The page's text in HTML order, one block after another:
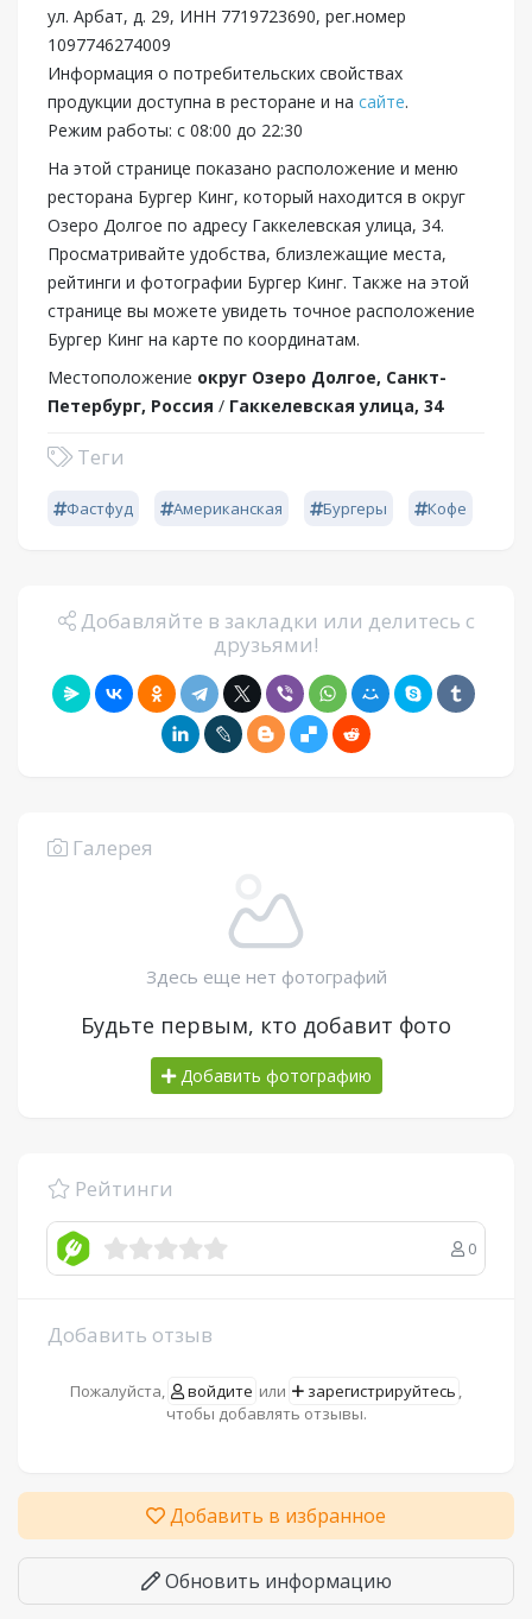
ул. Арбат, д. 29, ИНН 7719723690, рег.номер
1097746274009
Информация о потребительских свойствах
продукции доступна в ресторане и на сайте.
Режим работы: с 08:00 до 22:30
На этой странице показано расположение и меню
ресторана Бургер Кинг, который находится в округ
Озеро Долгое по адресу Гаккелевская улица, 34.
Просматривайте удобства, близлежащие места,
рейтинги и фотографии Бургер Кинг. Также на этой
странице вы можете увидеть точное расположение
Бургер Кинг на карте по координатам.
Местоположение округ Озеро Долгое, Санкт-
Петербург, Россия / Гаккелевская улица, 34
Теги
Фастфуд Американская Бургеры Кофе
Добавляйте в закладки или делитесь с
друзьями!
Галерея
Здесь еще нет фотографий
Будьте первым, кто добавит фото
Добавить фотографию
Рейтинги
0
Добавить отзыв
Пожалуйста, войдите или зарегистрируйтесь ,
чтобы добавлять отзывы.
Добавить в избранное
Обновить информацию